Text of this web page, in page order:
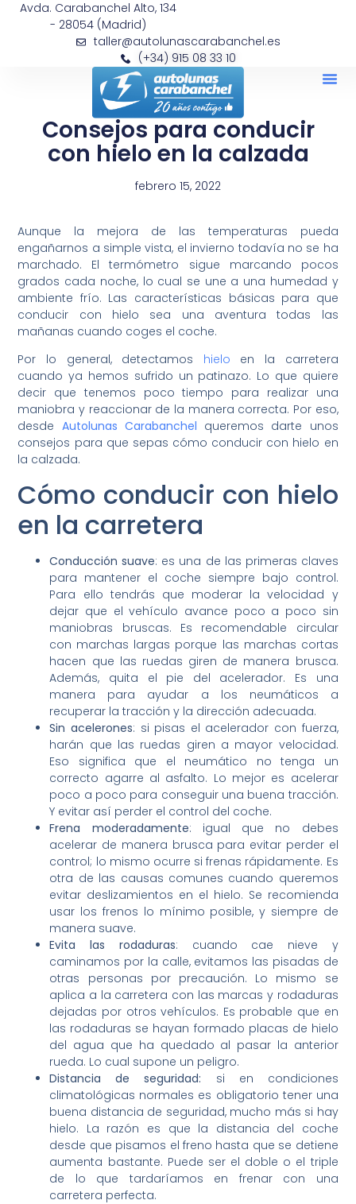
Avda. Carabanchel Alto, 134
- 28054 (Madrid)
taller@autolunascarabanchel.es
(+34) 915 08 33 10
Consejos para conducir
con hielo en la calzada
febrero 15, 2022
Aunque la mejora de las temperaturas pueda
engañarnos a simple vista, el invierno todavía no se ha
marchado. El termómetro sigue marcando pocos
grados cada noche, lo cual se une a una humedad y
ambiente frío. Las características básicas para que
conducir con hielo sea una aventura todas las
mañanas cuando coges el coche.
Por lo general, detectamos hielo en la carretera
cuando ya hemos sufrido un patinazo. Lo que quiere
decir que tenemos poco tiempo para realizar una
maniobra y reaccionar de la manera correcta. Por eso,
desde Autolunas Carabanchel queremos darte unos
consejos para que sepas cómo conducir con hielo en
la calzada.
Cómo conducir con hielo
en la carretera
Conducción suave: es una de las primeras claves
para mantener el coche siempre bajo control.
Para ello tendrás que moderar la velocidad y
dejar que el vehículo avance poco a poco sin
maniobras bruscas. Es recomendable circular
con marchas largas porque las marchas cortas
hacen que las ruedas giren de manera brusca.
Además, quita el pie del acelerador. Es una
manera para ayudar a los neumáticos a
recuperar la tracción y la dirección adecuada.
Sin acelerones: si pisas el acelerador con fuerza,
harán que las ruedas giren a mayor velocidad.
Eso significa que el neumático no tenga un
correcto agarre al asfalto. Lo mejor es acelerar
poco a poco para conseguir una buena tracción.
Y evitar así perder el control del coche.
Frena moderadamente: igual que no debes
acelerar de manera brusca para evitar perder el
control; lo mismo ocurre si frenas rápidamente. Es
otra de las causas comunes cuando queremos
evitar deslizamientos en el hielo. Se recomienda
usar los frenos lo mínimo posible, y siempre de
manera suave.
Evita las rodaduras: cuando cae nieve y
caminamos por la calle, evitamos las pisadas de
otras personas por precaución. Lo mismo se
aplica a la carretera con las marcas y rodaduras
dejadas por otros vehículos. Es probable que en
las rodaduras se hayan formado placas de hielo
del agua que ha quedado al pasar la anterior
rueda. Lo cual supone un peligro.
Distancia de seguridad: si en condiciones
climatológicas normales es obligatorio tener una
buena distancia de seguridad, mucho más si hay
hielo. La razón es que la distancia del coche
desde que pisamos el freno hasta que se detiene
aumenta bastante. Puede ser el doble o el triple
de lo que tardaríamos en frenar con una
carretera perfecta.